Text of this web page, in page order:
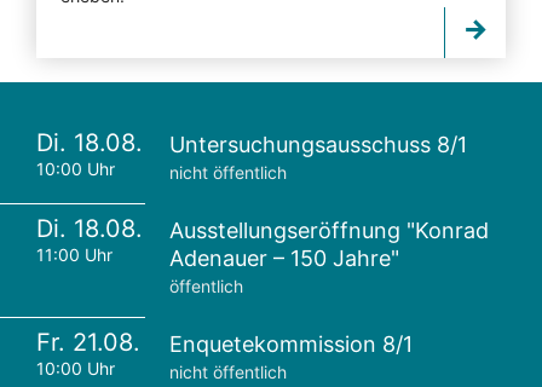
Di. 18.08.
10:00 Uhr
Untersuchungsausschuss 8/1
nicht öffentlich
Di. 18.08.
11:00 Uhr
Ausstellungseröffnung "Konrad
Adenauer – 150 Jahre"
öffentlich
Fr. 21.08.
10:00 Uhr
Enquetekommission 8/1
nicht öffentlich